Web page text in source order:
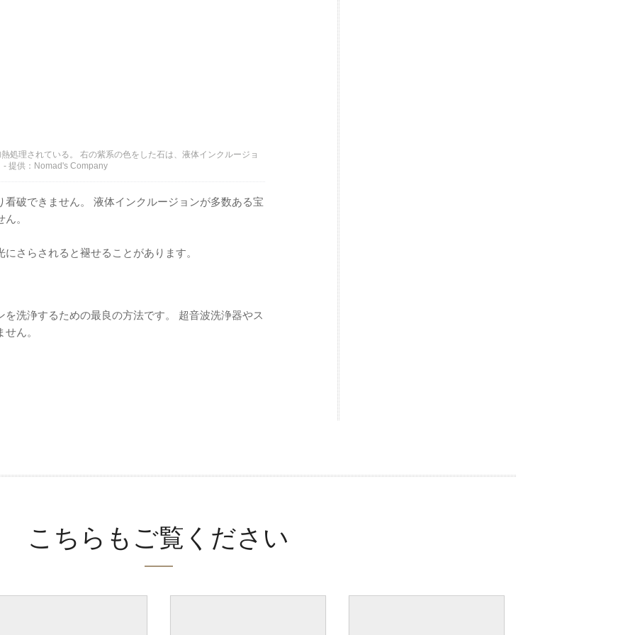
処理されている。 右の紫系の色をした石は、液体インクルージョ
- 提供：Nomad's Company
破できません。 液体インクルージョンが多数ある宝
。
さらされると褪せることがあります。
洗浄するための最良の方法です。 超音波洗浄器やス
ん。
こちらもご覧ください